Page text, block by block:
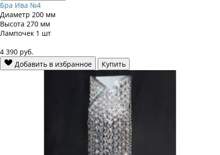
Бра Ива №4
Диаметр 200 мм
Высота 270 мм
Лампочек 1 шт
4 390 руб.
Добавить в избранное
Купить